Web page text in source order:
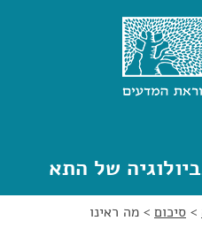
של התא
> סיכום > מה ראינו